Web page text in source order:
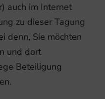
auch im Internet
zu dieser Tagung
denn, Sie möchten
und dort
Beteiligung